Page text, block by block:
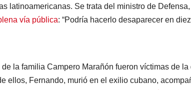
latinoamericanas. Se trata del ministro de
vía pública: “Podría hacerlo desaparecer en
la familia Campero Marañón fueron víctimas de
ellos, Fernando, murió en el exilio cubano,